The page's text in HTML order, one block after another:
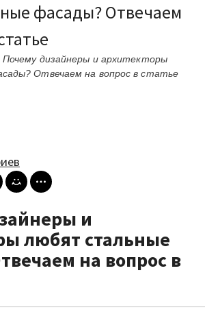
фасады? Отвечаем
Почему дизайнеры и архитекторы
Отвечаем на вопрос в статье
и
любят стальные
на вопрос в